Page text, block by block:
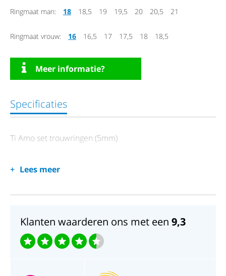
Ringmaat man: 18 18,5 19 19,5 20 20,5 21
Ringmaat vrouw: 16 16,5 17 17,5 18 18,5
Meer informatie?
Specificaties
Ti Amo set trouwringen (5mm)
Lees meer
Klanten waarderen ons met een 9,3